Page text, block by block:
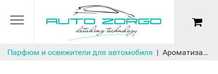
Парфюм и освежители для автомобиля Ароматизатор для авто картонный Blue Ocean, Complex